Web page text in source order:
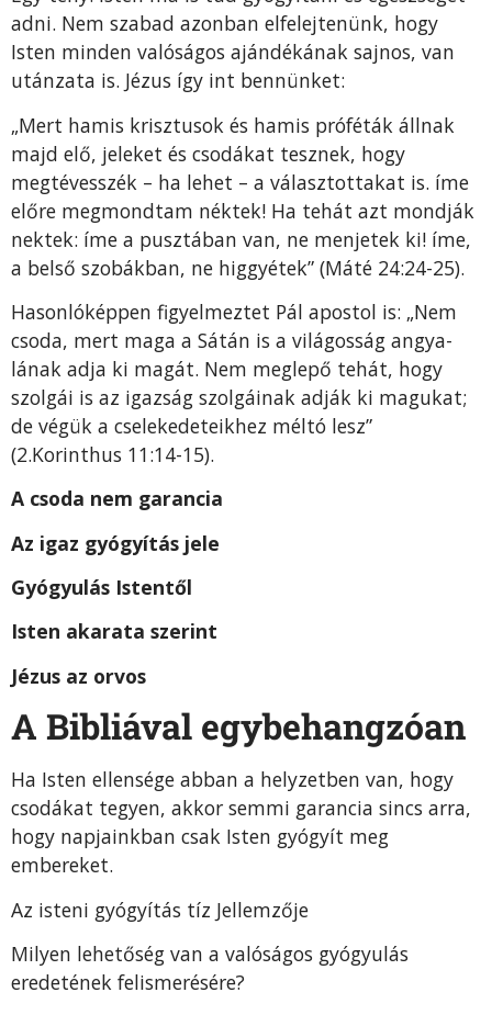
adni. Nem szabad azonban elfelejtenünk, hogy
Isten min­den valóságos ajándékának sajnos, van
utánzata is. Jézus így int bennünket:
„Mert hamis krisztusok és hamis próféták állnak
majd elő, jeleket és csodákat tesznek, hogy
megtévesszék – ha lehet – a választottakat is. íme
előre megmondtam néktek! Ha te­hát azt mondják
nektek: íme a pusztában van, ne menjetek ki! íme,
a belső szobákban, ne higgyétek” (Máté 24:24-25).
Hasonlóképpen figyelmeztet Pál apostol is: „Nem
csoda, mert maga a Sátán is a világosság angya­
lának adja ki magát. Nem meglepő tehát, hogy
szolgái is az igazság szolgáinak adják ki magukat;
de végük a cseleke­deteikhez méltó lesz”
(2.Korinthus 11:14-15).
A csoda nem garancia
Az igaz gyógyítás jele
Gyógyulás Istentől
Isten akarata szerint
Jézus az orvos
A Bibliával egybe­hangzóan
Ha Isten ellensége abban a helyzetben van, hogy
cso­dákat tegyen, akkor semmi garancia sincs arra,
hogy napjainkban csak Isten gyógyít meg
embereket.
Az isteni gyógyítás tíz Jellemzője
Milyen lehetőség van a valóságos gyógyulás
eredeté­nek felismerésére?